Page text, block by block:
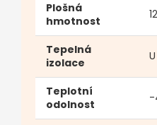
Plošná
hmotnost
Tepelná
izolace
Teplotní
odolnost
-